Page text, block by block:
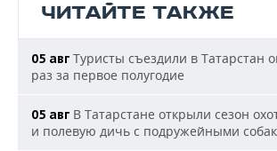
ЧИТАЙТЕ ТАКЖЕ
05 авг Туристы съездили в Татарстан
раз за первое полугодие
05 авг В Татарстане открыли сезон
и полевую дичь с подружейными